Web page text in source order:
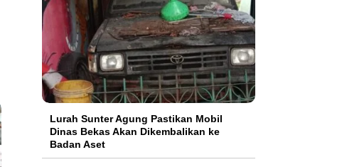
Lurah Sunter Agung Pastikan Mobil
Dinas Bekas Akan Dikembalikan ke
Badan Aset